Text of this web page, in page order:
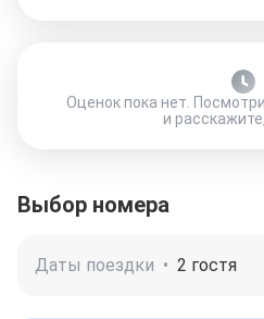
Оценок пока нет.
и
Выбор номера
Даты поездки • 2 гостя